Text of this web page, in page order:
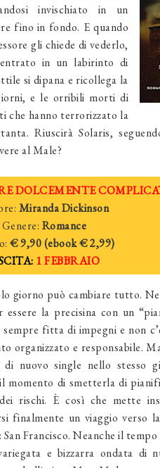
invischiato in un
fino in fondo. E quando
gli chiede di vederlo,
in un labirinto di
si dipana e ricollega la
e le orribili morti di
che hanno terrorizzato la
Riuscirà Solaris,
al Male?
DOLCEMENTE
Miranda Dickinson
Genere: Romance
€ 9,90 (ebook€ 2,99)
1 FEBBRAIO
giorno può cambiare tutto.
essere la precisina con un
sempre fitta di impegni e non
organizzato e responsabile.
di nuovo single nello stesso
momento di smetterla di
rischi. È così che mette
finalmente un viaggio verso
San Francisco. Neanche il
e bizzarra ondata di